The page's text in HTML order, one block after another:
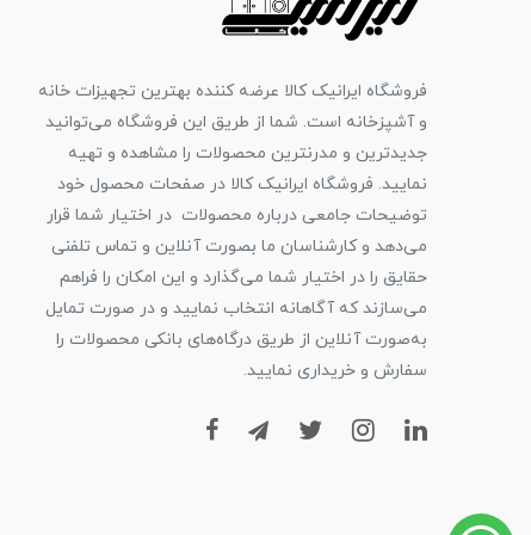
فروشگاه ایرانیک کالا عرضه کننده بهترین تجهیزات خانه
و آشپزخانه است. شما از طریق این فروشگاه می‌توانید
جدیدترین و مدرنترین محصولات را مشاهده و تهیه
نمایید. فروشگاه ایرانیک کالا در صفحات محصول خود
توضیحات جامعی درباره محصولات در اختیار شما قرار
می‌دهد و کارشناسان ما بصورت آنلاین و تماس تلفنی
حقایق را در اختیار شما می‌گذارد و این امکان را فراهم
می‌سازند که آگاهانه انتخاب نمایید و در صورت تمایل
به‌صورت آنلاین از طریق درگاه‌های بانکی محصولات را
سفارش و خریداری نمایید.